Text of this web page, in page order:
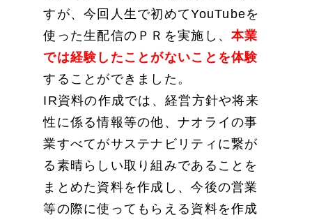
すが、今回人生で初めてYouTubeを
使った生配信のＰＲを実施し、本業
では経験したことがないことを体験
することができました。
IR資料の作成では、経営方針や将来
性に係る情報等の他、ナオライの事
業すべてがサステナビリティに繋が
る素晴らしい取り組みであることを
まとめた資料を作成し、今後の営業
等の際に使ってもらえる資料を作成